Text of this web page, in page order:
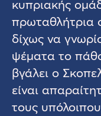
κυπριακής
πρωταθλήτρια
δίχως να
ψέματα το
βγάλει ο
είναι
τους